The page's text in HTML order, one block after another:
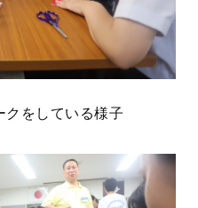
クをしている様子